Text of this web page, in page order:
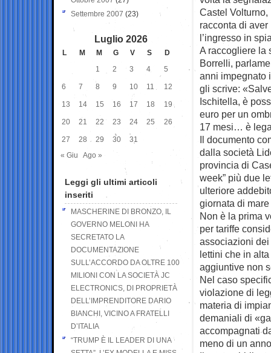
Castel
racconta di
l’ingresso in
A raccogliere la
Borrelli,
anni impegnato
gli scrive:
Ischitella, è
euro per un
17 mesi… è
Il documento
dalla società
provincia di
week” più due
ulteriore
giornata di
Non è la prima
per tariffe
associazioni
lettini che in
aggiuntive non
Nel caso
violazione di
materia di
demaniali di
accompagnati
meno di un
Settembre 2007 (23)
Luglio 2026
L M M G V S
D
1
2 3 4 5
6 7 8 9 10 11 12
13 14 15 16 17 18 19
20 21 22 23 24 25 26
27 28 29 30
31
« Giu
Ago »
Leggi gli ultimi articoli
inseriti
MASCHERINE DI BRONZO, IL
GOVERNO MELONI HA
SECRETATO LA
DOCUMENTAZIONE
SULL’ACCORDO DA OLTRE 100
MILIONI CON LA SOCIETÀ JC
ELECTRONICS, DI PROPRIETÀ
DELL’IMPRENDITORE DARIO
BIANCHI, VICINO A FRATELLI
D’ITALIA
“TRUMP È IL LEADER DI UNA